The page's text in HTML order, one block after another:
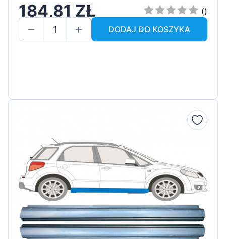
184,81 ZŁ
()
DODAJ DO KOSZYKA